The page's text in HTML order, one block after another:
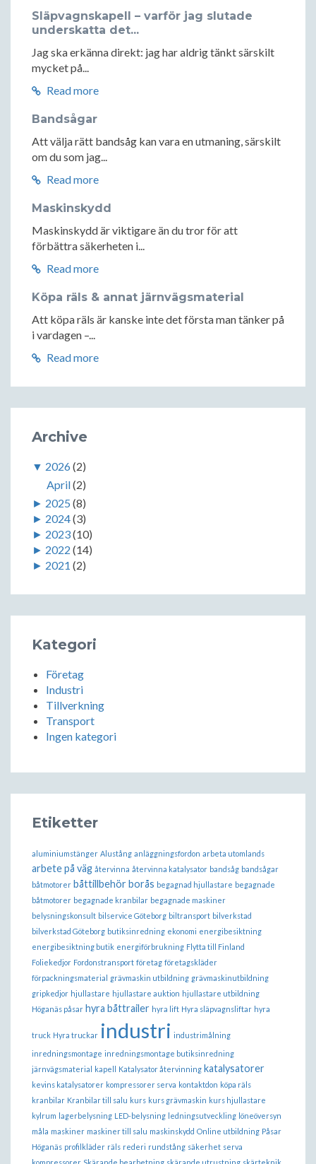
Släpvagnskapell – varför jag slutade
underskatta det...
Jag ska erkänna direkt: jag har aldrig tänkt särskilt
mycket på...
Read more
Bandsågar
Att välja rätt bandsåg kan vara en utmaning, särskilt
om du som jag...
Read more
Maskinskydd
Maskinskydd är viktigare än du tror för att
förbättra säkerheten i...
Read more
Köpa räls & annat järnvägsmaterial
Att köpa räls är kanske inte det första man tänker på
i vardagen –...
Read more
Archive
▼ 2026(2)
April(2)
► 2025 (8)
► 2024(3)
► 2023(10)
► 2022 (14)
► 2021 (2)
Kategori
Företag
Industri
Tillverkning
Transport
Ingen kategori
Etiketter
aluminiumstänger Alustång anläggningsfordon arbeta utomlands
arbete på väg återvinna återvinna katalysator bandsåg bandsågar
båtmotorer båttillbehör borås begagnad hjullastare begagnade
båtmotorer begagnade kranbilar begagnade maskiner
belysningskonsult bilservice Göteborg biltransport bilverkstad
bilverkstad Göteborg butiksinredning ekonomi energibesiktning
energibesiktning butik energiförbrukning Flytta till Finland
Foliekedjor Fordonstransport företag företagskläder
förpackningsmaterial grävmaskin utbildning grävmaskinutbildning
gripkedjor hjullastare hjullastare auktion hjullastare utbildning
Höganäs påsar hyra båttrailer hyra lift Hyra släpvagnsliftar hyra
truck Hyra truckar industri industrimålning
inredningsmontage inredningsmontage butiksinredning
järnvägsmaterial kapell Katalysator återvinning katalysatorer
kevins katalysatorer kompressorer serva kontaktdon köpa räls
kranbilar Kranbilar till salu kurs kurs grävmaskin kurs hjullastare
kylrum lagerbelysning LED-belysning ledningsutveckling löneöversyn
måla maskiner maskiner till salu maskinskydd Online utbildning Påsar
Höganäs profilkläder räls rederi rundstång säkerhet serva